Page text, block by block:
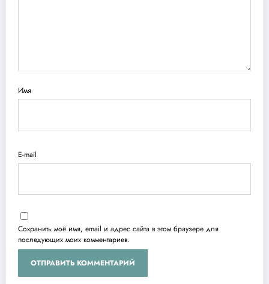
Имя
E-mail
Сохранить моё имя, email и адрес сайта в этом браузере для
последующих моих комментариев.